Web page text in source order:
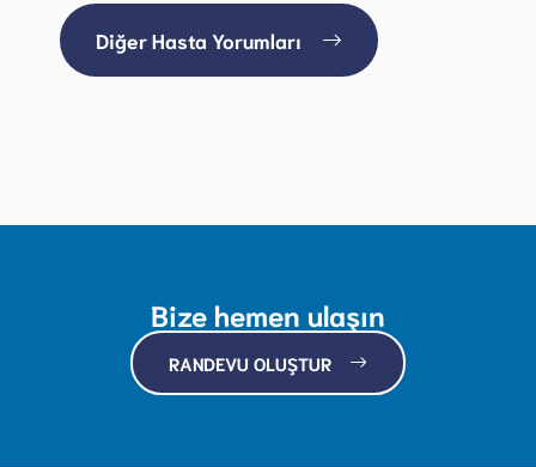
Diğer Hasta Yorumları
Bize hemen ulaşın
RANDEVU OLUŞTUR